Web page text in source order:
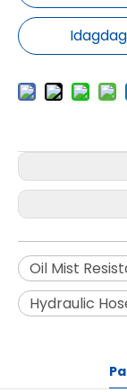
Oil Mist
Hydraulic